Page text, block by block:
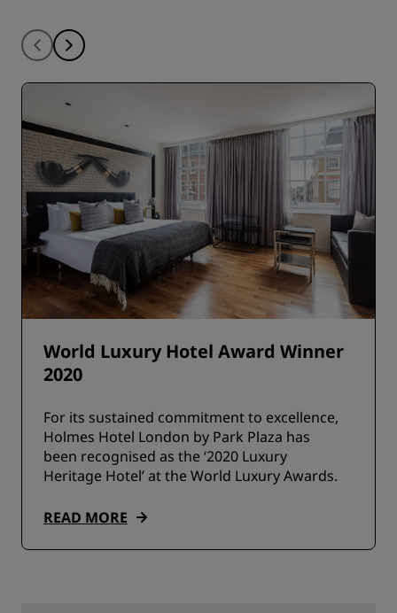
World Luxury Hotel Award Winner
2020
For its sustained commitment to excellence,
Holmes Hotel London by Park Plaza has
been recognised as the ‘2020 Luxury
Heritage Hotel’ at the World Luxury Awards.
READ MORE